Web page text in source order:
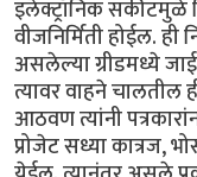
इलेक्ट्रॉनिक सर्कीटमुळे
वीजनिर्मिती होईल. ही
असलेल्या ग्रीडमध्ये
त्यावर वाहने
आठवण त्यांनी
प्रोजेट सध्या कात्रज,